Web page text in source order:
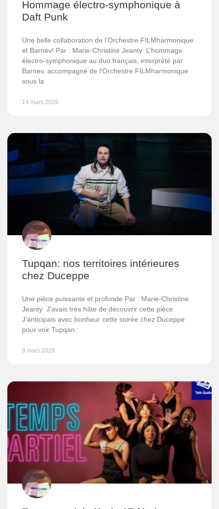
Hommage électro-symphonique à
Daft Punk
Une belle collaboration de l’Orchestre FILMharmonique
et Barnev! Par : Marie-Christine Jeanty L’hommage
électro-symphonique au duo français, interprété par
Barnev, accompagné de l’Orchestre FILMharmonique
sous la
14 mars 2026
Tupqan: nos territoires intérieures
chez Duceppe
Une pièce puissante et profonde Par : Marie-Christine
Jeanty J’avais très hâte de découvrir cette pièce.
J’anticipais avec bonheur cette soirée chez Duceppe
pour voir Tupqan :
9 mars 2026